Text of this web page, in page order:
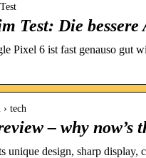
Test: Die
Pixel 6 ist fast genauso gut
tech
– why now’s
design, sharp display,